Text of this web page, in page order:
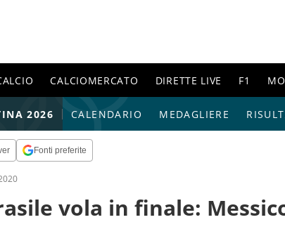
CALCIOMERCATO DIRETTE LIVE F1
2026 CALENDARIO MEDAGLIERE
Fonti preferite
vola in finale: